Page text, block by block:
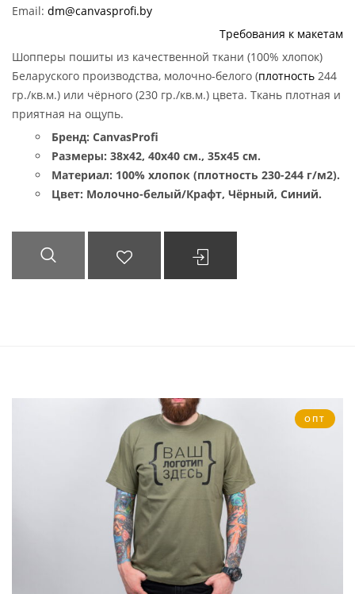
Email: dm@canvasprofi.by
Требования к макетам
Шопперы пошиты из качественной ткани (100% хлопок)
Беларуского производства, молочно-белого (плотность 244
гр./кв.м.) или чёрного (230 гр./кв.м.) цвета. Ткань плотная и
приятная на ощупь.
Бренд: CanvasProfi
Размеры: 38х42, 40х40 см., 35х45 см.
Материал: 100% хлопок (плотность 230-244 г/м2).
Цвет: Молочно-белый/Крафт, Чёрный, Синий.
ОПТ